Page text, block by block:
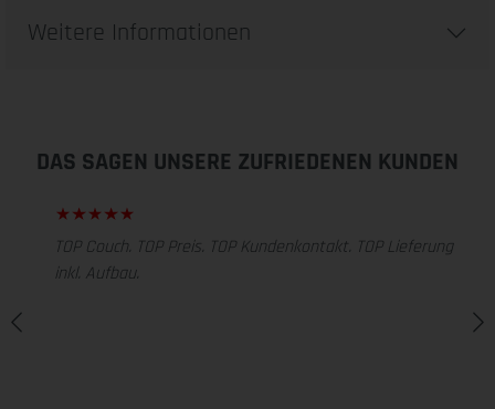
Weitere Informationen
DAS SAGEN UNSERE ZUFRIEDENEN KUNDEN
TOP Couch. TOP Preis. TOP Kundenkontakt. TOP Lieferung
inkl. Aufbau.